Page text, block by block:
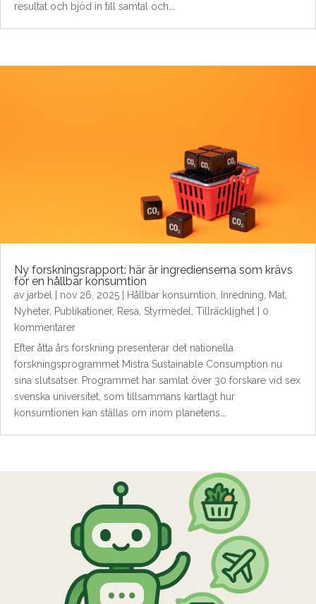
resultat och bjöd in till samtal och...
Ny forskningsrapport: här är ingredienserna som krävs
för en hållbar konsumtion
av jarbel nov 26, 2025 Hållbar konsumtion Inredning Mat
Nyheter, Publikationer, Resa Styrmedel Tillräcklighet | 0
kommentarer
Efter åtta års forskning presenterar det nationella
forskningsprogrammet Mistra Sustainable Consumption nu
sina slutsatser. Programmet har samlat över 30 forskare vid sex
svenska universitet, som tillsammans kartlagt hur
konsumtionen kan ställas om inom planetens...